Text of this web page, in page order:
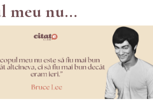
meu nu...